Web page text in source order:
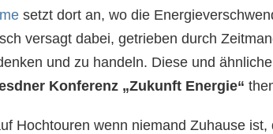
setzt dort an, wo die
versagt dabei, getrieben durch
und zu handeln. Diese und
Konferenz „Zukunft Energie“
Hochtouren wenn niemand Zuhause ist,